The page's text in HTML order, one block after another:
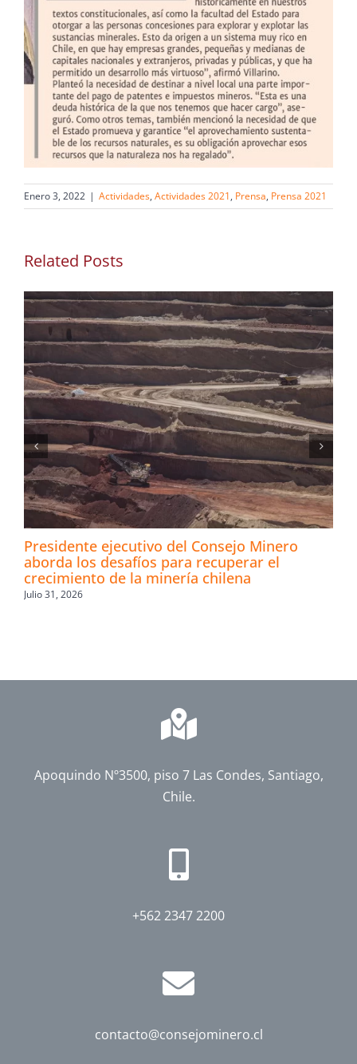
Enero 3, 2022 | Actividades, Actividades 2021, Prensa, Prensa 2021
Related Posts
Presidente ejecutivo del Consejo Minero
aborda los desafíos para recuperar el
crecimiento de la minería chilena
Julio 31, 2026
Apoquindo Nº3500, piso 7 Las Condes, Santiago,
Chile.
+562 2347 2200
contacto@consejominero.cl